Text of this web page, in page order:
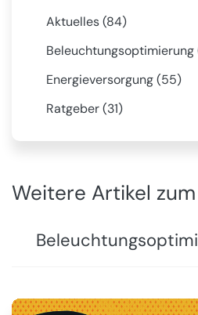
Aktuelles (84)
Beleuchtungsoptimierung
Energieversorgung (55)
Ratgeber (31)
Weitere Artikel